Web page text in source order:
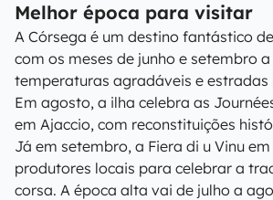
Melhor época para visitar
A Córsega é um destino fantástico
com os meses de junho e setembro
temperaturas agradáveis e estradas
Em agosto, a ilha celebra as
em Ajaccio, com reconstituições
Já em setembro, a Fiera di u Vinu
produtores locais para celebrar a
corsa. A época alta vai de julho a